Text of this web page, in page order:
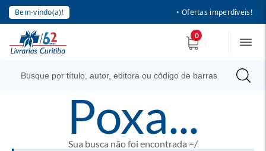
Bem-vindo(a)! • Ofertas imperdíveis!
0
poxa...
Sua busca não foi encontrada =/